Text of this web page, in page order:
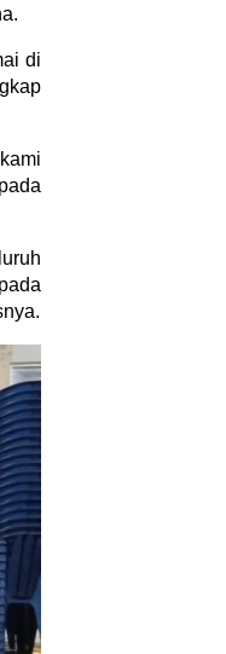
di